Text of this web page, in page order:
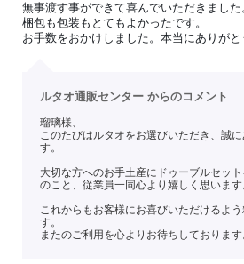
無事渡す事ができて喜んでいただきました
梱包も包装もとてもよかったです。
お手数をおかけしました。本当にありがと
ルタオ通販センター からのコメント
瑠璃様、
このたびはルタオをお選びいただき、誠
す。
大切な方へのお手土産にドゥーブルセッ
のこと、従業員一同心より嬉しく思います
これからもお客様にお喜びいただけるよ
す。
またのご利用を心よりお待ちしております